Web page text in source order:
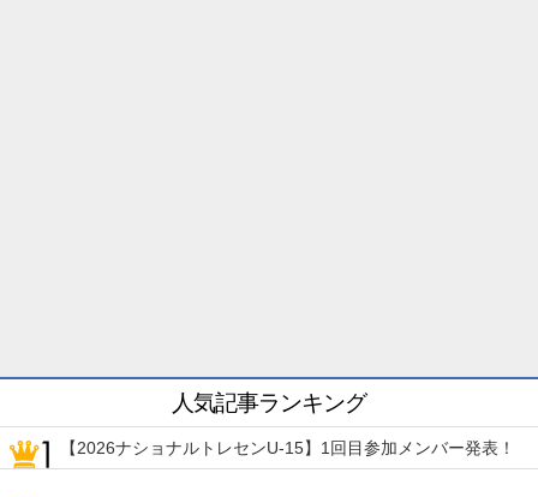
人気記事ランキング
【2026ナショナルトレセンU-15】1回目参加メンバー発表！